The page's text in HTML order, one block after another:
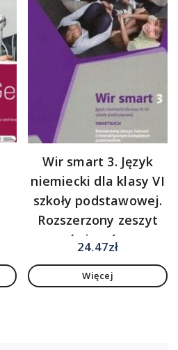
Wir smart 3. Język
niemiecki dla klasy VI
szkoły podstawowej.
Rozszerzony zeszyt
ćwiczeń z
kompletem
24.47zł
Więcej